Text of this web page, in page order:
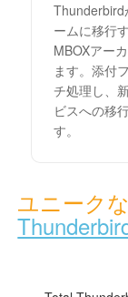
Thunderbird
ームに移行
MBOXアー
ます。添付
チ処理し、
ビスへの移
す。
ユニーク